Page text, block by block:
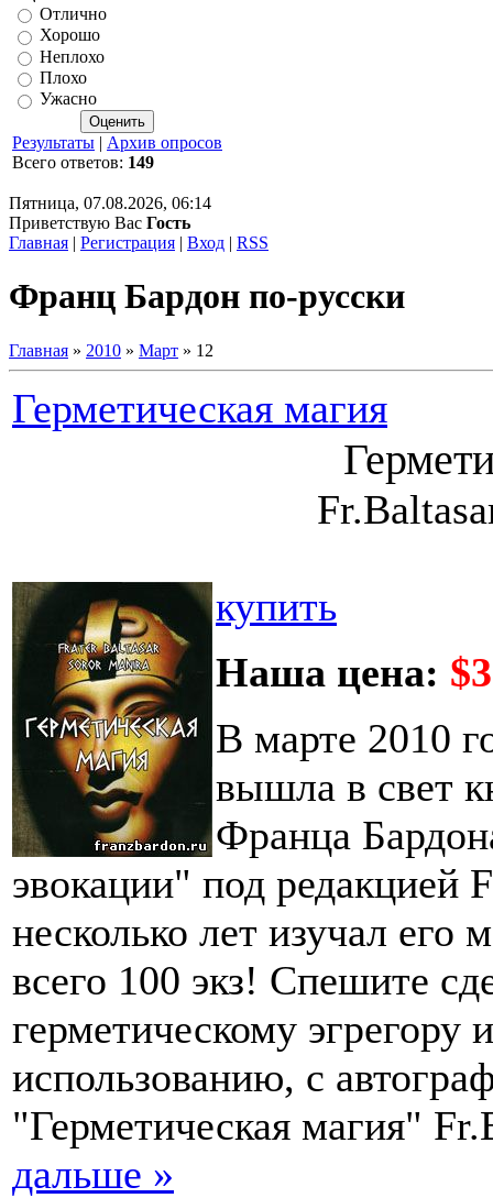
Отлично
Хорошо
Неплохо
Плохо
Ужасно
Результаты | Архив опросов
Всего ответов: 149
Пятница, 07.08.2026, 06:14
Приветствую Вас Гость
Главная | Регистрация | Вход | RSS
Франц Бардон по-русски
Главная » 2010 » Март » 12
Герметическая магия
купить
Наша цена:
В марте 2010
вышла в свет
Франца
эвокации" под редакцией
несколько лет изучал его
всего 100 экз! Спешите
герметическому эгрегору
использованию, с
"Герметическая магия"
дальше »